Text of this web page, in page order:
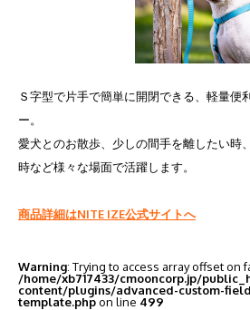
Ｓ字型で片手で簡単に開閉できる、軽量便
ー。
愛犬とのお散歩、少しの間手を離したい時
時など様々な場面で活躍します。
商品詳細はNITE IZE公式サイトへ
Warning: Trying to access array offset on
/home/xb717433/cmooncorp.jp/
content/plugins/advanced-custom-
template.phpon line 499